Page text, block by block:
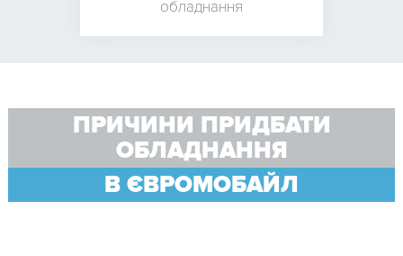
обладнання
ПРИЧИНИ ПРИДБАТИ
ОБЛАДНАННЯ
В ЄВРОМОБАЙЛ